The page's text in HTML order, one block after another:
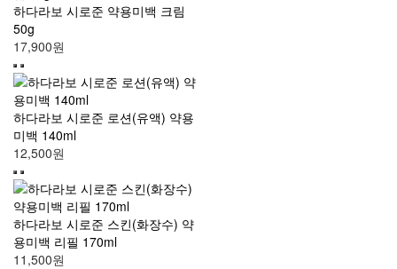
하다라보 시로준 약용미백 크림
50g
17,900원
하다라보 시로준 로션(유액) 약용
미백 140ml
12,500원
하다라보 시로준 스킨(화장수) 약
용미백 리필 170ml
11,500원